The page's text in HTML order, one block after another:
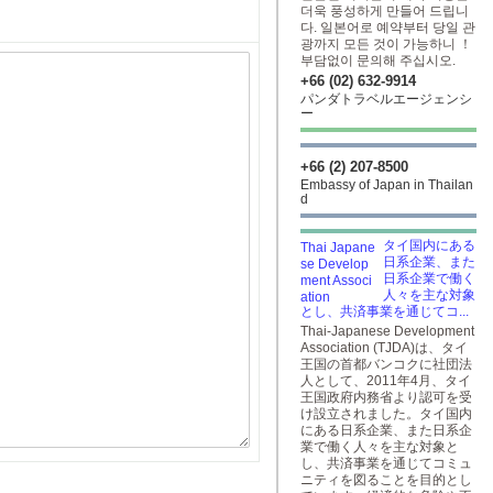
더욱 풍성하게 만들어 드립니
다. 일본어로 예약부터 당일 관
광까지 모든 것이 가능하니 ！
부담없이 문의해 주십시오.
+66 (02) 632-9914
パンダトラベルエージェンシ
ー
+66 (2) 207-8500
Embassy of Japan in Thailan
d
タイ国内にある
日系企業、また
日系企業で働く
人々を主な対象
とし、共済事業を通じてコ...
Thai-Japanese Development
Association (TJDA)は、タイ
王国の首都バンコクに社団法
人として、2011年4月、タイ
王国政府内務省より認可を受
け設立されました。タイ国内
にある日系企業、また日系企
業で働く人々を主な対象と
し、共済事業を通じてコミュ
ニティを図ることを目的とし